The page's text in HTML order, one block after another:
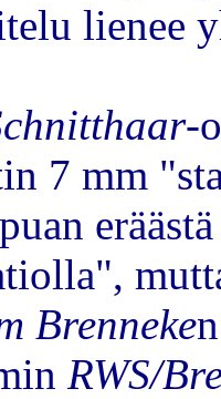
lienee
-
7 mm
Brenneke
RWS/